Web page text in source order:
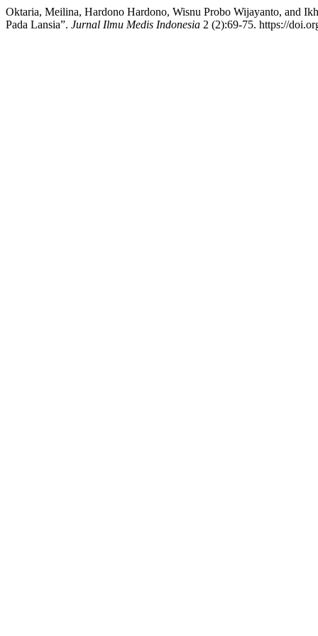
Oktaria, Meilina, Hardono Hardono, Wisnu Probo Wijayanto, and
Pada Lansia”. Jurnal Ilmu Medis Indonesia 2 (2):69-75. https://